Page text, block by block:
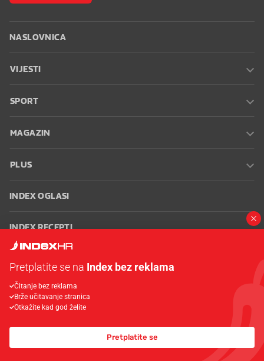
NASLOVNICA
VIJESTI
SPORT
MAGAZIN
PLUS
INDEX OGLASI
INDEX RECEPTI
Oglašavanje Zaposli se na Indexu
korištenja
Postavke kolačića
© 2026 Index
Pretplatite se na Index bez reklama
Čitanje bez reklama
Brže učitavanje stranica
Otkažite kad god želite
Pretplatite se